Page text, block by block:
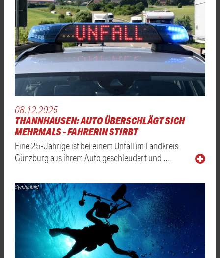
08.12.2025
THANNHAUSEN: AUTO ÜBERSCHLÄGT SICH
MEHRMALS - FAHRERIN STIRBT
Eine 25-Jährige ist bei einem Unfall im Landkreis
Günzburg aus ihrem Auto geschleudert und …
Symbolbild